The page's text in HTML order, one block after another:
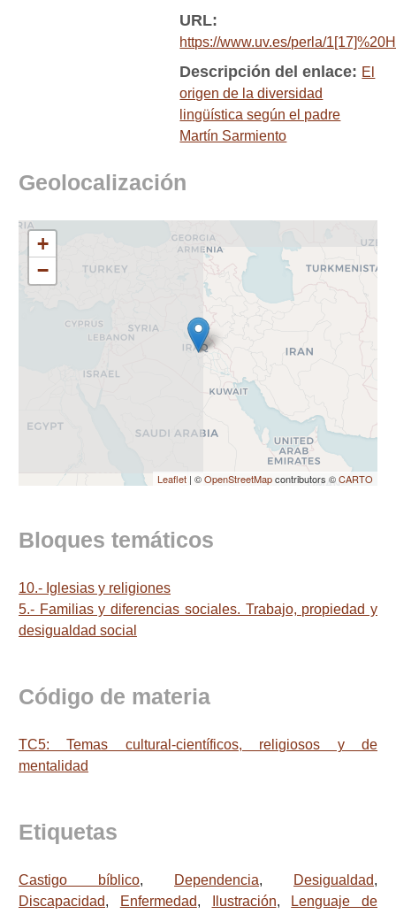
URL:
https://www.uv.es/perla/
Descripción del enlace: El
origen de la diversidad
lingüística según el padre
Martín Sarmiento
Geolocalización
+
−
Leaflet | ©OpenStreetMapcontributors ©CARTO
Bloques temáticos
10.- Iglesias y religiones
5.- Familias y diferencias sociales. Trabajo, propiedad y
desigualdad social
Código de materia
TC5: Temas cultural-científicos, religiosos y de
mentalidad
Etiquetas
Castigo bíblico, Dependencia, Desigualdad,
Discapacidad, Enfermedad, Ilustración,
Lenguaje de